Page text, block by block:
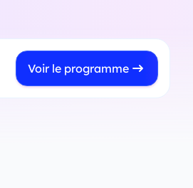
Voir le programme